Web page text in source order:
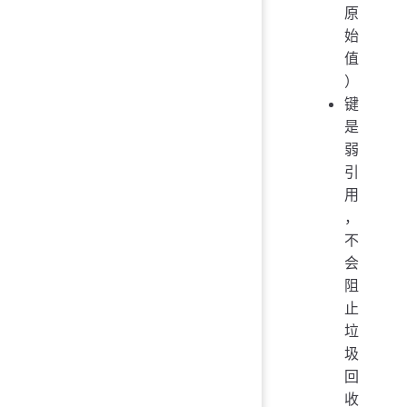
原
始
值
）
键
是
弱
引
用
，
不
会
阻
止
垃
圾
回
收